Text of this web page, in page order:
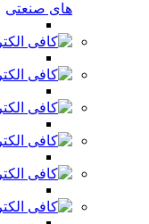
های صنعتی